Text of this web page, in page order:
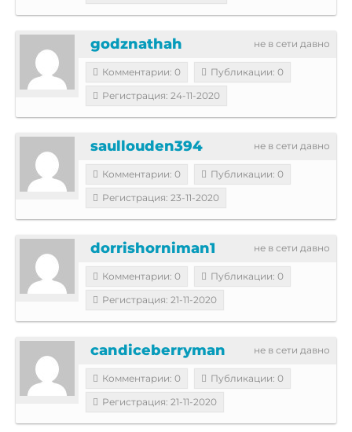
не в сети давно
godznathah
Комментарии: 0
Публикации: 0
Регистрация: 24-11-2020
не в сети давно
saullouden394
Комментарии: 0
Публикации: 0
Регистрация: 23-11-2020
не в сети давно
dorrishorniman1
Комментарии: 0
Публикации: 0
Регистрация: 21-11-2020
не в сети давно
candiceberryman
Комментарии: 0
Публикации: 0
Регистрация: 21-11-2020